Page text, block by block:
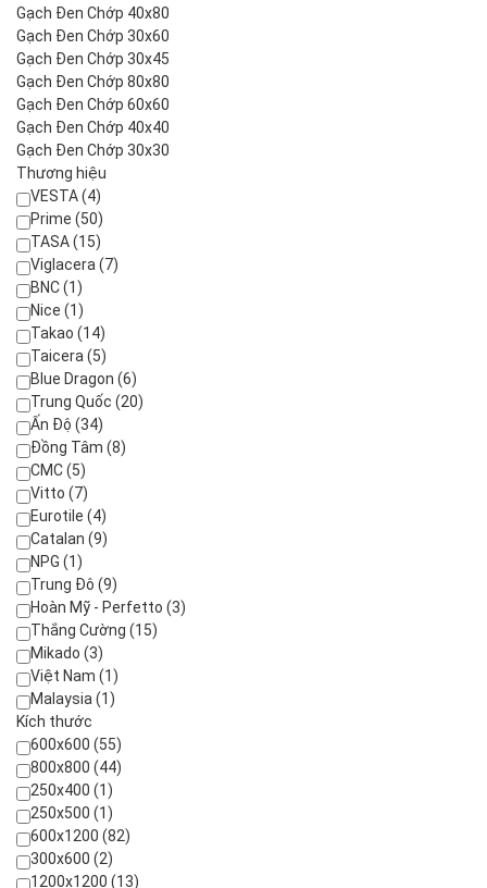
Gạch Đen Chớp 40x80
Gạch Đen Chớp 30x60
Gạch Đen Chớp 30x45
Gạch Đen Chớp 80x80
Gạch Đen Chớp 60x60
Gạch Đen Chớp 40x40
Gạch Đen Chớp 30x30
Thương hiệu
VESTA (4)
Prime (50)
TASA (15)
Viglacera (7)
BNC (1)
Nice (1)
Takao (14)
Taicera (5)
Blue Dragon (6)
Trung Quốc (20)
Ấn Độ (34)
Đồng Tâm (8)
CMC (5)
Vitto (7)
Eurotile (4)
Catalan (9)
NPG (1)
Trung Đô (9)
Hoàn Mỹ - Perfetto (3)
Thắng Cường (15)
Mikado (3)
Việt Nam (1)
Malaysia (1)
Kích thước
600x600 (55)
800x800 (44)
250x400 (1)
250x500 (1)
600x1200 (82)
300x600 (2)
1200x1200 (13)